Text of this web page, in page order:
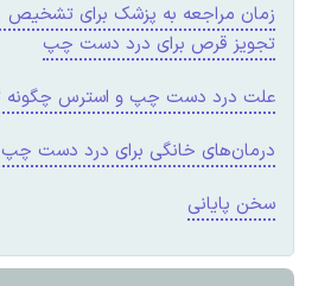
زمان مراجعه به پزشک برای
تجویز قرص برای درد دست چپ
علت درد دست چپ و استرس
درمان‌های خانگی برای درد دست
سخن پایانی